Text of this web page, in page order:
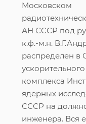
Московском
АН СССР под
к.ф.-м.н.
распределен в
ускорительного
комплекса
ядерных
СССР на
инженера. Вся